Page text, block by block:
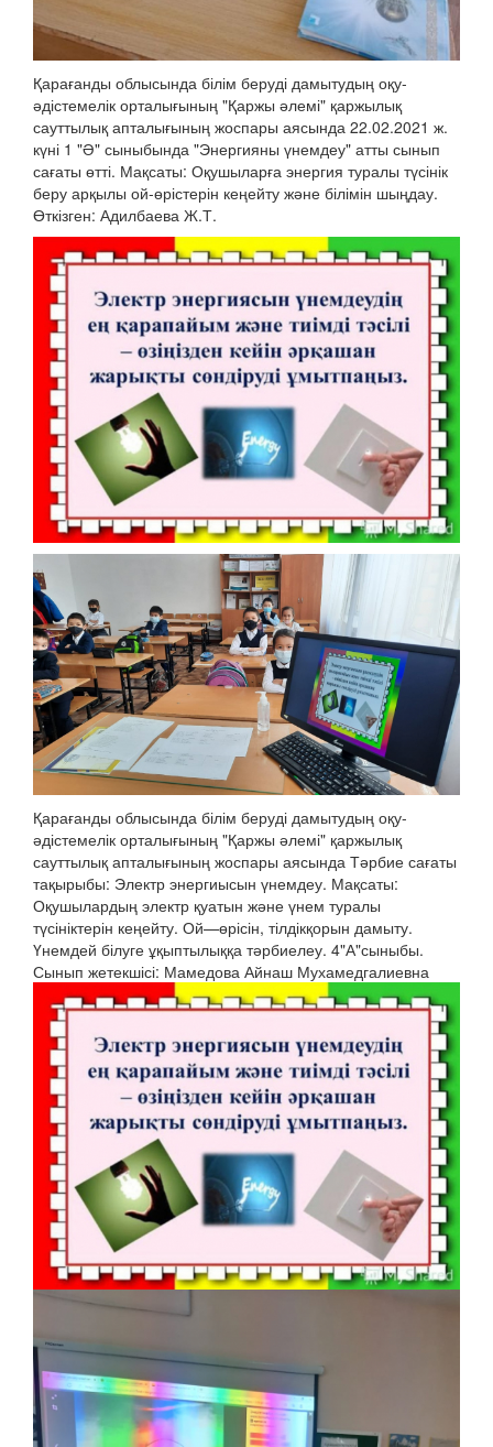
Қарағанды облысында білім беруді дамытудың оқу-
әдістемелік орталығының "Қаржы әлемі" қаржылық
сауттылық апталығының жоспары аясында 22.02.2021 ж.
күні 1 "Ә" сыныбында "Энергияны үнемдеу" атты сынып
сағаты өтті. Мақсаты: Оқушыларға энергия туралы түсінік
беру арқылы ой-өрістерін кеңейту және білімін шыңдау.
Өткізген: Адилбаева Ж.Т.
Қарағанды облысында білім беруді дамытудың оқу-
әдістемелік орталығының "Қаржы әлемі" қаржылық
сауттылық апталығының жоспары аясында Тәрбие сағаты
тақырыбы: Электр энергиысын үнемдеу. Мақсаты:
Оқушылардың электр қуатын және үнем туралы
түсініктерін кеңейту. Ой—өрісін, тілдікқорын дамыту.
Үнемдей білуге ұқыптылыққа тәрбиелеу. 4"А"сыныбы.
Сынып жетекшісі: Мамедова Айнаш Мухамедгалиевна